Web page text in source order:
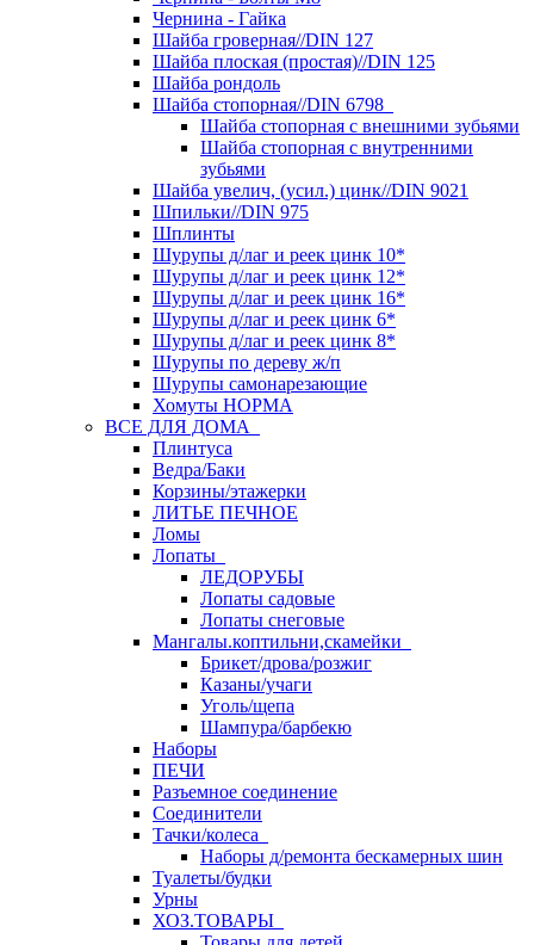
Чернина - Гайка
Шайба гроверная//DIN 127
Шайба плоская (простая)//DIN 125
Шайба рондоль
Шайба стопорная//DIN 6798
Шайба стопорная с внешними зубьями
Шайба стопорная с внутренними
зубьями
Шайба увелич, (усил.) цинк//DIN 9021
Шпильки//DIN 975
Шплинты
Шурупы д/лаг и реек цинк 10*
Шурупы д/лаг и реек цинк 12*
Шурупы д/лаг и реек цинк 16*
Шурупы д/лаг и реек цинк 6*
Шурупы д/лаг и реек цинк 8*
Шурупы по дереву ж/п
Шурупы самонарезающие
Хомуты НОРМА
ВСЕ ДЛЯ ДОМА
Плинтуса
Ведра/Баки
Корзины/этажерки
ЛИТЬЕ ПЕЧНОЕ
Ломы
Лопаты
ЛЕДОРУБЫ
Лопаты садовые
Лопаты снеговые
Мангалы.коптильни,скамейки
Брикет/дрова/розжиг
Казаны/учаги
Уголь/щепа
Шампура/барбекю
Наборы
ПЕЧИ
Разъемное соединение
Соединители
Тачки/колеса
Наборы д/ремонта бескамерных шин
Туалеты/будки
Урны
ХОЗ.ТОВАРЫ